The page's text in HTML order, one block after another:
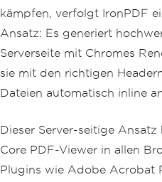
kämpfen, verfolgt IronPDF
Ansatz: Es generiert
Serverseite mit Chromes
sie mit den richtigen
Dateien automatisch inline
Dieser Server-seitige Ansatz
Core PDF-Viewer in allen
Plugins wie Adobe Acrobat